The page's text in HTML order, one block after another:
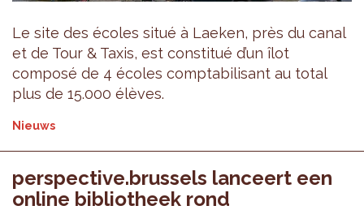
Le site des écoles situé à Laeken, près du canal
et de Tour & Taxis, est constitué d’un îlot
composé de 4 écoles comptabilisant au total
plus de 15.000 élèves.
Nieuws
perspective.brussels lanceert een
online bibliotheek rond